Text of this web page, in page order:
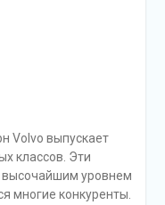
Volvo выпускает
классов. Эти
уровнем
многие конкуренты.